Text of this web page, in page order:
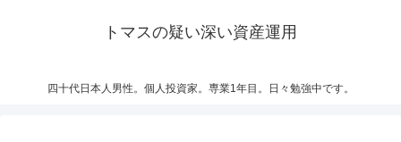
トマスの疑い深い資産運用
四十代日本人男性。個人投資家。専業1年目。日々勉強中です。